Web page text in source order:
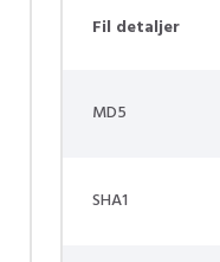
Fil detaljer
MD5
SHA1